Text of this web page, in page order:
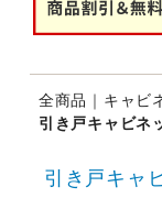
全商品
キャビ
引き戸キャビネ
引き戸キャ